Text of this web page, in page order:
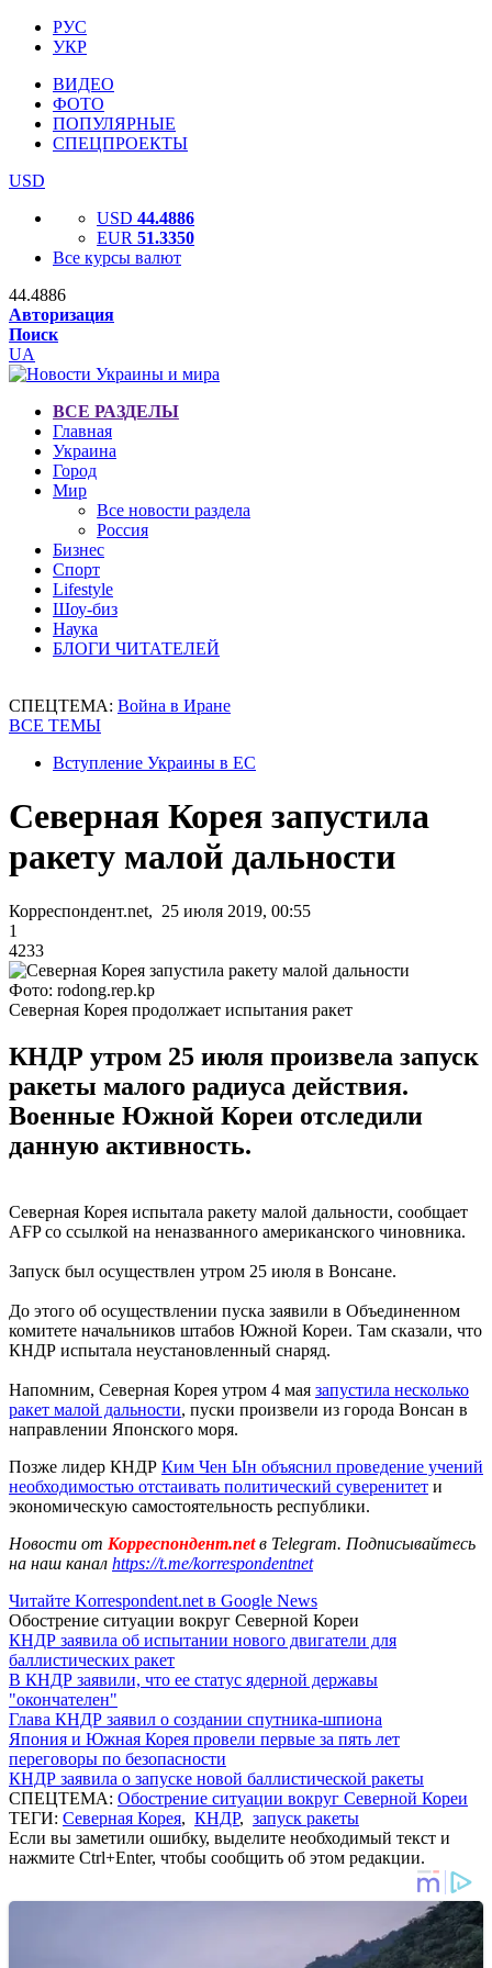
РУС
УКР
ВИДЕО
ФОТО
ПОПУЛЯРНЫЕ
СПЕЦПРОЕКТЫ
USD
USD 44.4886
EUR 51.3350
Все курсы валют
44.4886
Авторизация
Поиск
UA
ВСЕ РАЗДЕЛЫ
Главная
Украина
Город
Мир
Все новости раздела
Россия
Бизнес
Спорт
Lifestyle
Шоу-биз
Наука
БЛОГИ ЧИТАТЕЛЕЙ
СПЕЦТЕМА: Война в Иране
ВСЕ ТЕМЫ
Вступление Украины в ЕС
Северная Корея запустила
ракету малой дальности
Корреспондент.net, 25 июля 2019, 00:55
1
4233
Фото: rodong.rep.kp
Северная Корея продолжает испытания ракет
КНДР утром 25 июля произвела запуск
ракеты малого радиуса действия.
Военные Южной Кореи отследили
данную активность.
Северная Корея испытала ракету малой дальности, сообщает
AFP со ссылкой на неназванного американского чиновника.
Запуск был осуществлен утром 25 июля в Вонсане.
До этого об осуществлении пуска заявили в Объединенном
комитете начальников штабов Южной Кореи. Там сказали, что
КНДР испытала неустановленный снаряд.
Напомним, Северная Корея утром 4 мая запустила несколько
ракет малой дальности, пуски произвели из города Вонсан в
направлении Японского моря.
Позже лидер КНДР Ким Чен Ын объяснил проведение учений
необходимостью отстаивать политический суверенитет и
экономическую самостоятельность республики.
Новости от Корреспондент.netв Telegram. Подписывайтесь
на наш канал https://t.me/korrespondentnet
Читайте Korrespondent.net в Google News
Обострение ситуации вокруг Северной Кореи
КНДР заявила об испытании нового двигатели для
баллистических ракет
В КНДР заявили, что ее статус ядерной державы
"окончателен"
Глава КНДР заявил о создании спутника-шпиона
Япония и Южная Корея провели первые за пять лет
переговоры по безопасности
КНДР заявила о запуске новой баллистической ракеты
СПЕЦТЕМА: Обострение ситуации вокруг Северной Кореи
ТЕГИ: Северная Корея, КНДР, запуск ракеты
Если вы заметили ошибку, выделите необходимый текст и
нажмите Ctrl+Enter, чтобы сообщить об этом редакции.